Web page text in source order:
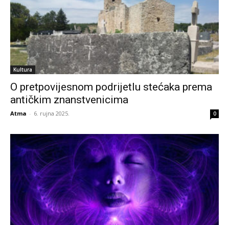
Kultura
O pretpovijesnom podrijetlu stećaka prema
antičkim znanstvenicima
Atma - 6. rujna 2025. 0